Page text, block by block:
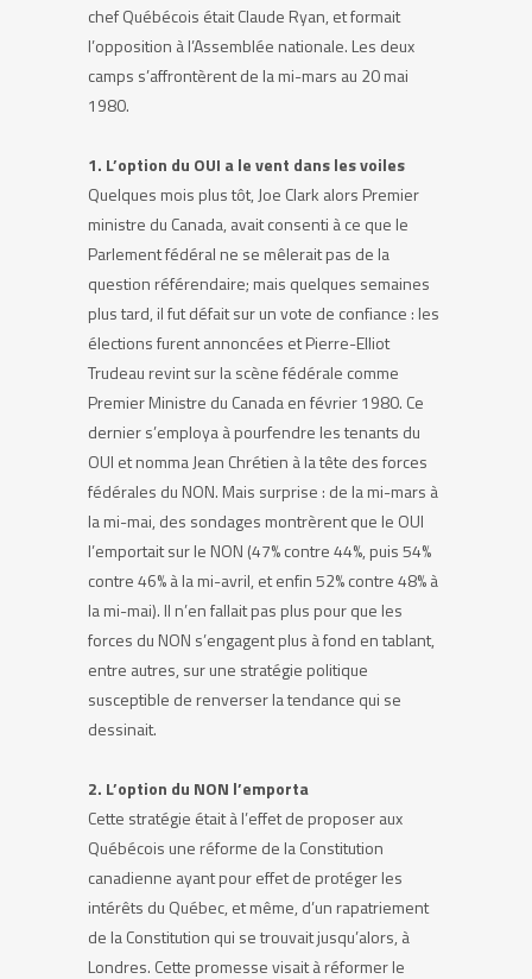
chef Québécois était Claude Ryan, et formait
l’opposition à l’Assemblée nationale. Les deux
camps s’affrontèrent de la mi-mars au 20 mai
1980.
1. L’option du OUI a le vent dans les voiles
Quelques mois plus tôt, Joe Clark alors Premier
ministre du Canada, avait consenti à ce que le
Parlement fédéral ne se mêlerait pas de la
question référendaire; mais quelques semaines
plus tard, il fut défait sur un vote de confiance : les
élections furent annoncées et Pierre-Elliot
Trudeau revint sur la scène fédérale comme
Premier Ministre du Canada en février 1980. Ce
dernier s’employa à pourfendre les tenants du
OUI et nomma Jean Chrétien à la tête des forces
fédérales du NON. Mais surprise : de la mi-mars à
la mi-mai, des sondages montrèrent que le OUI
l’emportait sur le NON (47% contre 44%, puis 54%
contre 46% à la mi-avril, et enfin 52% contre 48% à
la mi-mai). Il n’en fallait pas plus pour que les
forces du NON s’engagent plus à fond en tablant,
entre autres, sur une stratégie politique
susceptible de renverser la tendance qui se
dessinait.
2. L’option du NON l’emporta
Cette stratégie était à l’effet de proposer aux
Québécois une réforme de la Constitution
canadienne ayant pour effet de protéger les
intérêts du Québec, et même, d’un rapatriement
de la Constitution qui se trouvait jusqu’alors, à
Londres. Cette promesse visait à réformer le